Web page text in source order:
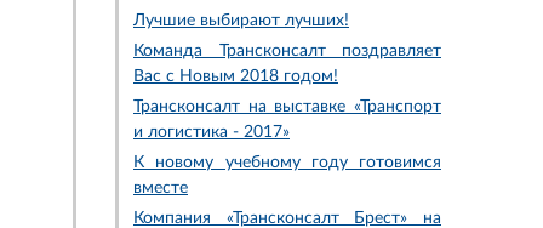
Лучшие выбирают лучших!
Команда Трансконсалт поздравляет
Вас с Новым 2018 годом!
Трансконсалт на выставке «Транспорт
и логистика - 2017»
К новому учебному году готовимся
вместе
Компания «Трансконсалт Брест» на